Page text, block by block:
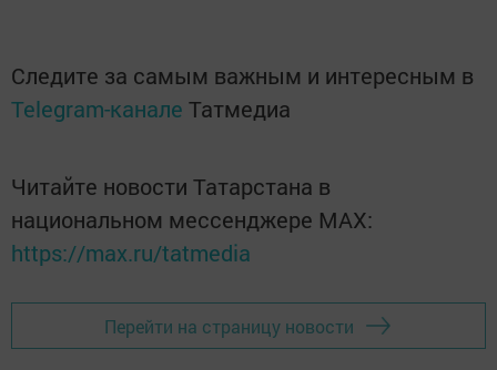
Следите за самым важным и интересным в
Telegram-канале Татмедиа
Читайте новости Татарстана в
национальном мессенджере MАХ:
https://max.ru/tatmedia
Перейти на страницу новости